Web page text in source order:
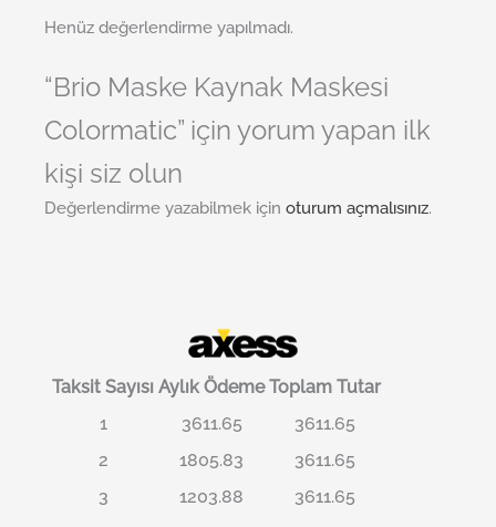
Henüz değerlendirme yapılmadı.
“Brio Maske Kaynak Maskesi
Colormatic” için yorum yapan ilk
kişi siz olun
Değerlendirme yazabilmek için oturum açmalısınız.
Taksit Sayısı Aylık Ödeme Toplam Tutar
1
3611.65
3611.65
2
1805.83
3611.65
3
1203.88
3611.65